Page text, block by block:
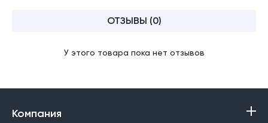
ОТЗЫВЫ (0)
У этого товара пока нет отзывов
Компания